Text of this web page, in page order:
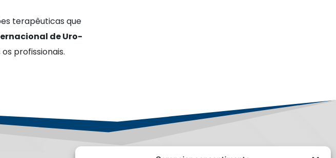
terapêuticas que
de Uro-
profissionais.